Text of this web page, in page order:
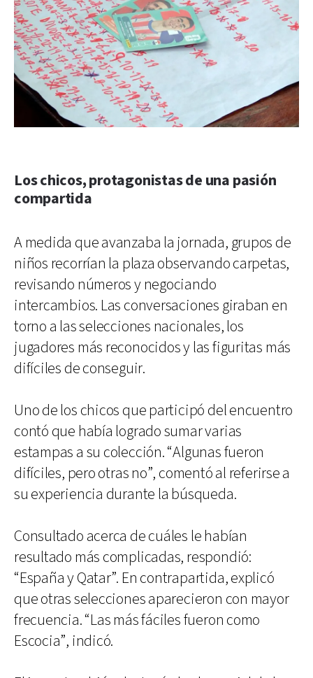
Los chicos, protagonistas de una pasión
compartida
A medida que avanzaba la jornada, grupos de
niños recorrían la plaza observando carpetas,
revisando números y negociando
intercambios. Las conversaciones giraban en
torno a las selecciones nacionales, los
jugadores más reconocidos y las figuritas más
difíciles de conseguir.
Uno de los chicos que participó del encuentro
contó que había logrado sumar varias
estampas a su colección. “Algunas fueron
difíciles, pero otras no”, comentó al referirse a
su experiencia durante la búsqueda.
Consultado acerca de cuáles le habían
resultado más complicadas, respondió:
“España y Qatar”. En contrapartida, explicó
que otras selecciones aparecieron con mayor
frecuencia. “Las más fáciles fueron como
Escocia”, indicó.